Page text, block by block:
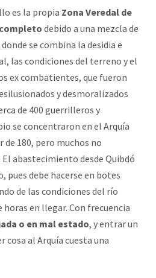
es la propia Zona Veredal de
debido a una mezcla de
se combina la desidia e
las condiciones del terreno y el
ex combatientes, que fueron
y desmoralizados
de 400 guerrilleros y
se concentraron en el Arquía
180, pero muchos no
abastecimiento desde Quibdó
pues debe hacerse en botes
de las condiciones del río
en llegar. Con frecuencia
o en mal estado, y entrar un
cosa al Arquía cuesta una